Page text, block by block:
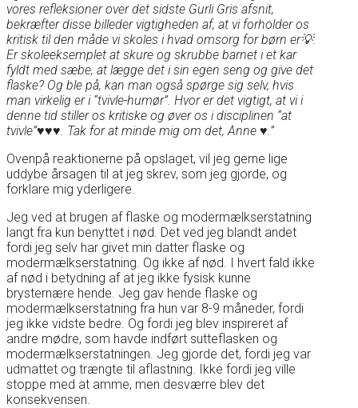
vores refleksioner over det sidste Gurli Gris afsnit,
bekræfter disse billeder vigtigheden af, at vi forholder os
kritisk til den måde vi skoles i hvad omsorg for børn er💡.
Er skoleeksemplet at skure og skrubbe barnet i et kar
fyldt med sæbe, at lægge det i sin egen seng og give det
flaske? Og ble på, kan man også spørge sig selv, hvis
man virkelig er i “tvivle-humør”. Hvor er det vigtigt, at vi i
denne tid stiller os kritiske og øver os i disciplinen “at
tvivle”♥️♥️♥️. Tak for at minde mig om det, Anne ♥️.”
Ovenpå reaktionerne på opslaget, vil jeg gerne lige
uddybe årsagen til at jeg skrev, som jeg gjorde, og
forklare mig yderligere.
Jeg ved at brugen af flaske og modermælkserstatning
langt fra kun benyttet i nød. Det ved jeg blandt andet
fordi jeg selv har givet min datter flaske og
modermælkserstatning. Og ikke af nød. I hvert fald ikke
af nød i betydning af at jeg ikke fysisk kunne
brysternære hende. Jeg gav hende flaske og
modermælkserstatning fra hun var 8-9 måneder, fordi
jeg ikke vidste bedre. Og fordi jeg blev inspireret af
andre mødre, som havde indført sutteflasken og
modermælkserstatningen. Jeg gjorde det, fordi jeg var
udmattet og trængte til aflastning. Ikke fordi jeg ville
stoppe med at amme, men desværre blev det
konsekvensen.